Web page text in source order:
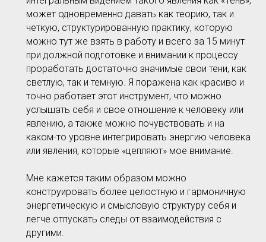
может одновременно давать как теорию, так и
четкую, структурированную практику, которую
можно тут же взять в работу и всего за 15 минут
при должной подготовке и внимании к процессу
проработать достаточно значимые свои тени, как
светлую, так и темную. Я поражена как красиво и
точно работает этот инструмент, что можно
услышать себя и свое отношение к человеку или
явлению, а также можно почувствовать и на
каком-то уровне интегрировать энергию человека
или явления, которые «цепляют» мое внимание.
Мне кажется таким образом можно
конструировать более целостную и гармоничную
энергетическую и смысловую структуру себя и
легче отпускать следы от взаимодействия с
другими.